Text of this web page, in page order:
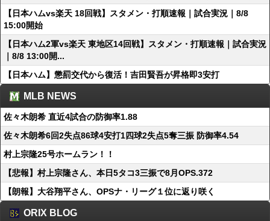
【日本ハムvs楽天 18回戦】スタメン・打順速報｜試合実況｜8/8
15:00開始
【日本ハム2軍vs楽天 東地区14回戦】スタメン・打順速報｜試合実況
｜8/8 13:00開...
【日本ハム】懲罰交代から復活！吉田賢吾が昇格即3安打
MLB NEWS
佐々木朗希 直近4試合の防御率1.88
佐々木朗希6回2失点86球4安打1四球2失点5奪三振 防御率4.54
村上宗隆25号ホームラン！！
【悲報】村上宗隆さん、本日5タコ3三振で8月OPS.372
【朗報】大谷翔平さん、OPSナ・リーグ１位に返り咲く
ORIX BLOG